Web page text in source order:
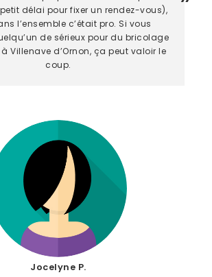
délai pour fixer un rendez-vous),
l’ensemble c’était pro. Si vous
de sérieux pour du bricolage
Villenave d’Ornon, ça peut valoir le
coup.
Jocelyne P.